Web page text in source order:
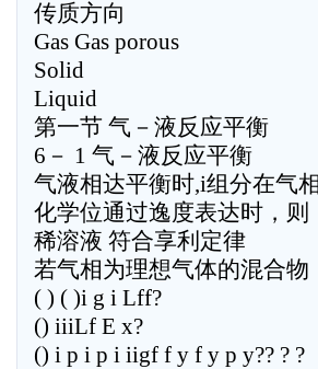
传质方向
Gas Gas porous
Solid
Liquid
第一节 气－液反应平衡
6－ 1 气－液反应平衡
气液相达平衡时,i组分在气
化学位通过逸度表达时，则
稀溶液 符合享利定律
若气相为理想气体的混合物
( ) ( )i g i Lff?
() iiiLf E x?
() i p i p i iigf f y f y p y?? ? ?